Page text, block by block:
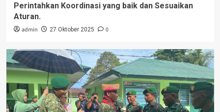
Perintahkan Koordinasi yang baik dan Sesuaikan
Aturan.
admin 27 Oktober 2025 0